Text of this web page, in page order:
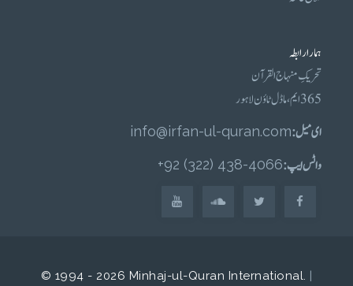
ہمارا رابطہ
تحریکِ منہاج القرآن
365 ایم، ماڈل ٹاؤن لاہور
ای میل :info@irfan-ul-quran.com
واٹس ایپ :4066-438 (322) 92+
© 1994 - 2026 Minhaj-ul-Quran International. |